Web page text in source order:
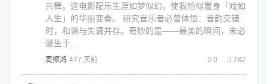
共舞。这电影配乐生涯如梦似幻，使我恰似置身「戏如
人生」的华丽变奏。 研究音乐者必曾体悟：音韵交错
时，和谐与失调并存。奇妙的是——最美的瞬间，未必
诞生于...
麦振鸿 477 天前 0 782